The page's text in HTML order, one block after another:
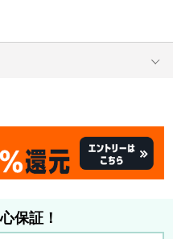
保証！